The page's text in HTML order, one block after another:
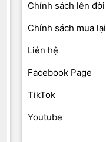
Chính sách lên đời
Chính sách mua lại
Liên hệ
Facebook Page
TikTok
Youtube